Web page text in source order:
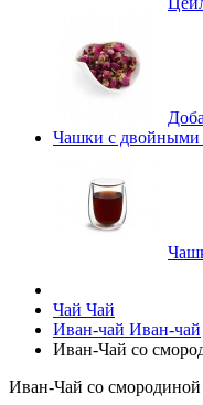
Чашки с двойными
Чай Чай
Иван-чай Иван-чай
Иван-Чай со
Иван-Чай со смородиной